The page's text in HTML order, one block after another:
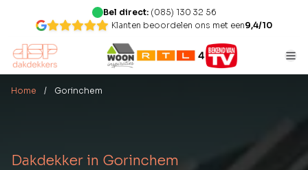
Bel direct: (085) 130 32 56
Klanten beoordelen ons met een9,4/10
Home / Gorinchem
Dakdekker in Gorinchem